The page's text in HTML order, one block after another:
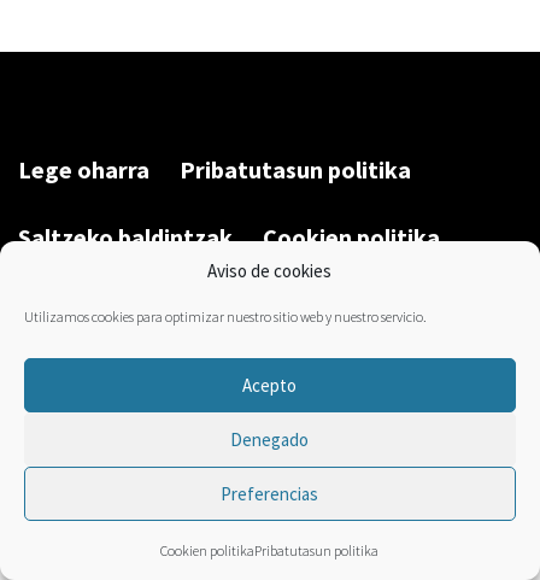
Aviso de cookies
Utilizamos cookies para optimizar nuestro sitio web y nuestro servicio.
Acepto
Denegado
Preferencias
Cookien politikaPribatutasun politika
Lege oharra Pribatutasun politika
Saltzeko baldintzak Cookien politika
Garatu du/Desarrollado por:Bravo Manager2026